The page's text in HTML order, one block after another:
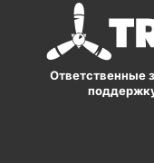
Ответственные